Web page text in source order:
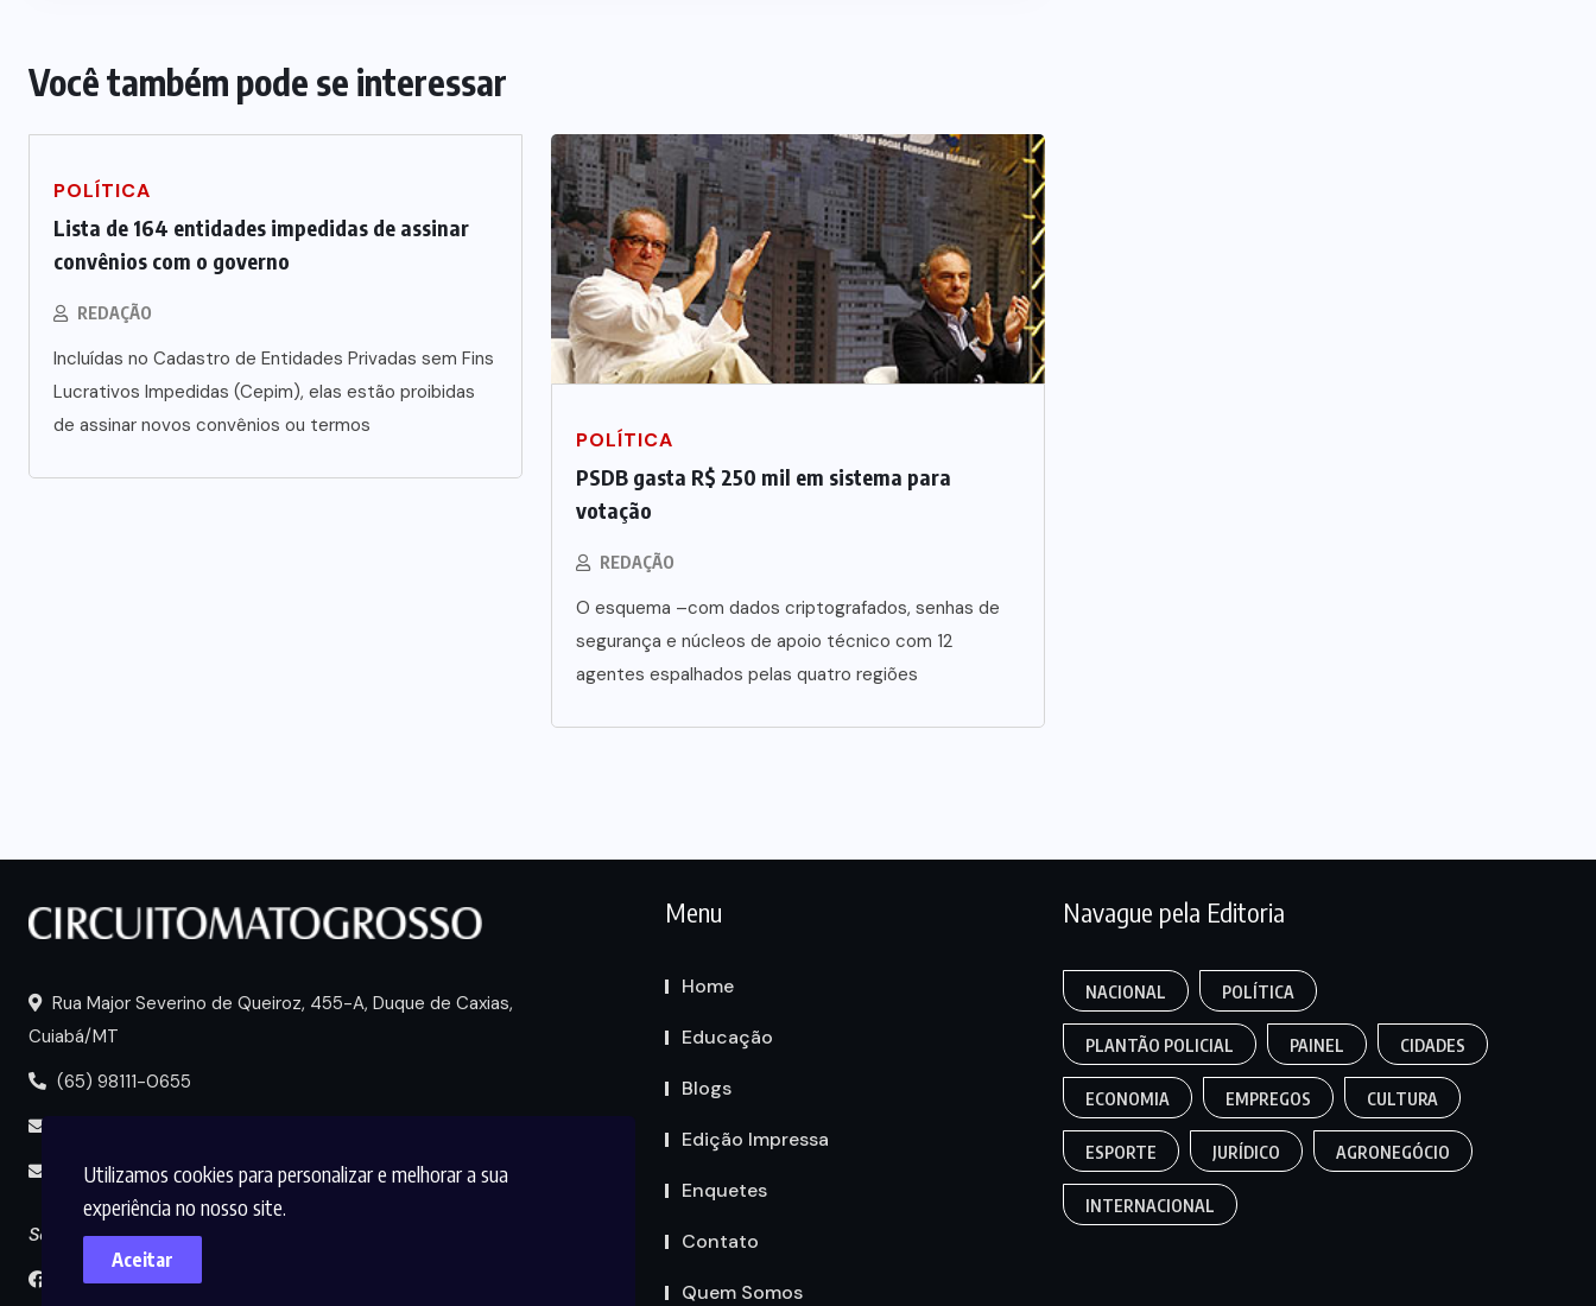
Utilizamos cookies para personalizar e melhorar a sua
experiência no nosso site.
Aceitar
Você também pode se interessar
POLÍTICA
Lista de 164 entidades impedidas de assinar
convênios com o governo
REDAÇÃO
Incluídas no Cadastro de Entidades Privadas sem Fins
Lucrativos Impedidas (Cepim), elas estão proibidas
de assinar novos convênios ou termos
POLÍTICA
PSDB gasta R$ 250 mil em sistema para
votação
REDAÇÃO
O esquema –com dados criptografados, senhas de
segurança e núcleos de apoio técnico com 12
agentes espalhados pelas quatro regiões
Rua Major Severino de Queiroz, 455-A, Duque de Caxias,
Cuiabá/MT
(65) 98111-0655
midia@circuitomt.com.br
Seguir
Menu
Home
Educação
Blogs
Edição Impressa
Enquetes
Contato
Quem Somos
Navague pela Editoria
NACIONAL POLÍTICA
PLANTÃO POLICIAL PAINEL CIDADES
ECONOMIA EMPREGOS CULTURA
ESPORTE JURÍDICO AGRONEGÓCIO
INTERNACIONAL